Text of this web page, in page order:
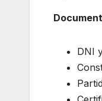
DNI